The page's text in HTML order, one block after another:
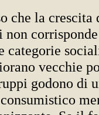
che la
categorie
vecchie
godono di